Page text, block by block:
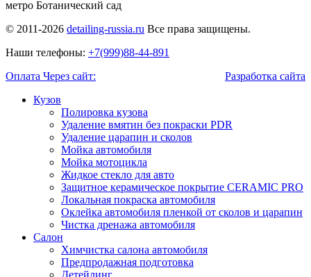
метро Ботанический сад
© 2011-2026 detailing-russia.ru Все права защищены.
Наши телефоны: +7(999)88-44-891
Оплата Через сайт:
Разработка сайта
Кузов
Полировка кузова
Удаление вмятин без покраски PDR
Удаление царапин и сколов
Мойка автомобиля
Мойка мотоцикла
Жидкое стекло для авто
Защитное керамическое покрытие CERAMIC PRO
Локальная покраска автомобиля
Оклейка автомобиля пленкой от сколов и царапин
Чистка дренажа автомобиля
Салон
Химчистка салона автомобиля
Предпродажная подготовка